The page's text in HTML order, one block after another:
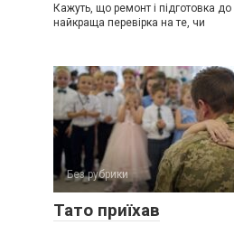
Кажуть, що ремонт і підготовка
найкраща перевірка на те, чи
Без рубрики
Тато приїхав